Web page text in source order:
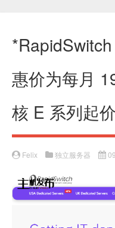
惠价为每月
核 E 系列起
Felix 独立服务器